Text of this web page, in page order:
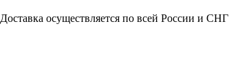
Доставка осуществляется по всей России и СНГ